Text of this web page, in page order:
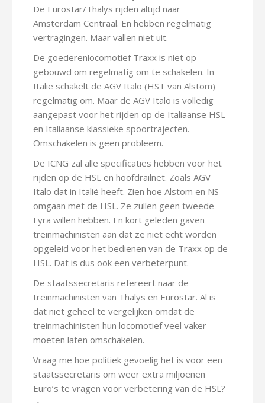
De Eurostar/Thalys rijden altijd naar
Amsterdam Centraal. En hebben regelmatig
vertragingen. Maar vallen niet uit.
De goederenlocomotief Traxx is niet op
gebouwd om regelmatig om te schakelen. In
Italië schakelt de AGV Italo (HST van Alstom)
regelmatig om. Maar de AGV Italo is volledig
aangepast voor het rijden op de Italiaanse HSL
en Italiaanse klassieke spoortrajecten.
Omschakelen is geen probleem.
De ICNG zal alle specificaties hebben voor het
rijden op de HSL en hoofdrailnet. Zoals AGV
Italo dat in Italië heeft. Zien hoe Alstom en NS
omgaan met de HSL. Ze zullen geen tweede
Fyra willen hebben. En kort geleden gaven
treinmachinisten aan dat ze niet echt worden
opgeleid voor het bedienen van de Traxx op de
HSL. Dat is dus ook een verbeterpunt.
De staatssecretaris refereert naar de
treinmachinisten van Thalys en Eurostar. Al is
dat niet geheel te vergelijken omdat de
treinmachinisten hun locomotief veel vaker
moeten laten omschakelen.
Vraag me hoe politiek gevoelig het is voor een
staatssecretaris om weer extra miljoenen
Euro’s te vragen voor verbetering van de HSL?